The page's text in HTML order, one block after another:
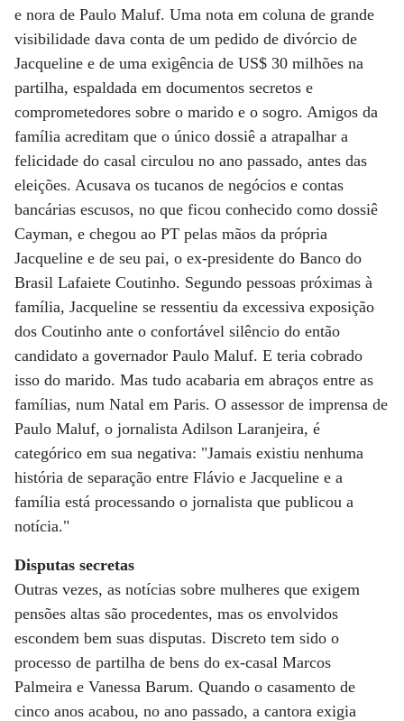
e nora de Paulo Maluf. Uma nota em coluna de grande
visibilidade dava conta de um pedido de divórcio de
Jacqueline e de uma exigência de US$ 30 milhões na
partilha, espaldada em documentos secretos e
comprometedores sobre o marido e o sogro. Amigos da
família acreditam que o único dossiê a atrapalhar a
felicidade do casal circulou no ano passado, antes das
eleições. Acusava os tucanos de negócios e contas
bancárias escusos, no que ficou conhecido como dossiê
Cayman, e chegou ao PT pelas mãos da própria
Jacqueline e de seu pai, o ex-presidente do Banco do
Brasil Lafaiete Coutinho. Segundo pessoas próximas à
família, Jacqueline se ressentiu da excessiva exposição
dos Coutinho ante o confortável silêncio do então
candidato a governador Paulo Maluf. E teria cobrado
isso do marido. Mas tudo acabaria em abraços entre as
famílias, num Natal em Paris. O assessor de imprensa de
Paulo Maluf, o jornalista Adilson Laranjeira, é
categórico em sua negativa: "Jamais existiu nenhuma
história de separação entre Flávio e Jacqueline e a
família está processando o jornalista que publicou a
notícia."
Disputas secretas
Outras vezes, as notícias sobre mulheres que exigem
pensões altas são procedentes, mas os envolvidos
escondem bem suas disputas. Discreto tem sido o
processo de partilha de bens do ex-casal Marcos
Palmeira e Vanessa Barum. Quando o casamento de
cinco anos acabou, no ano passado, a cantora exigia